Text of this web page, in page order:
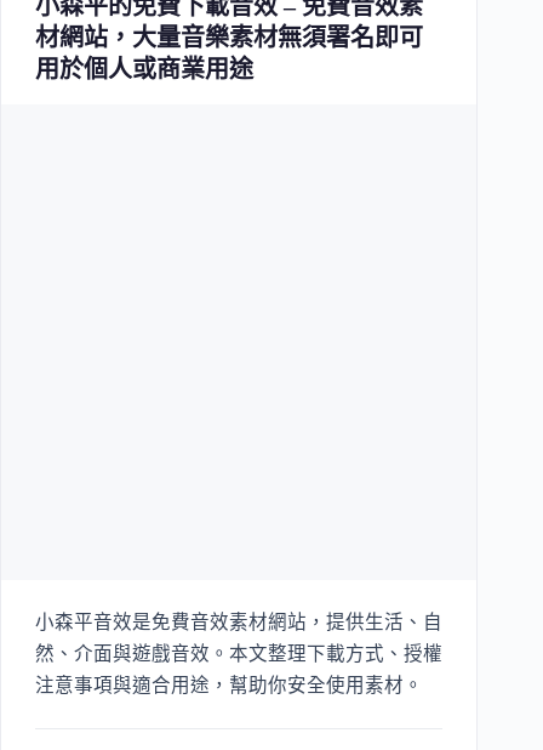
小森平的免費下載音效 – 免費音效素
材網站，大量音樂素材無須署名即可
用於個人或商業用途
小森平音效是免費音效素材網站，提供生活、自
然、介面與遊戲音效。本文整理下載方式、授權
注意事項與適合用途，幫助你安全使用素材。